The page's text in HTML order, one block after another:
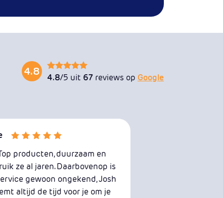
4.8 4.8/5 uit 67 reviews op Google
producten, duurzaam en
ze al jaren. Daarbovenop is
gewoon ongekend, Josh
altijd de tijd voor je om je